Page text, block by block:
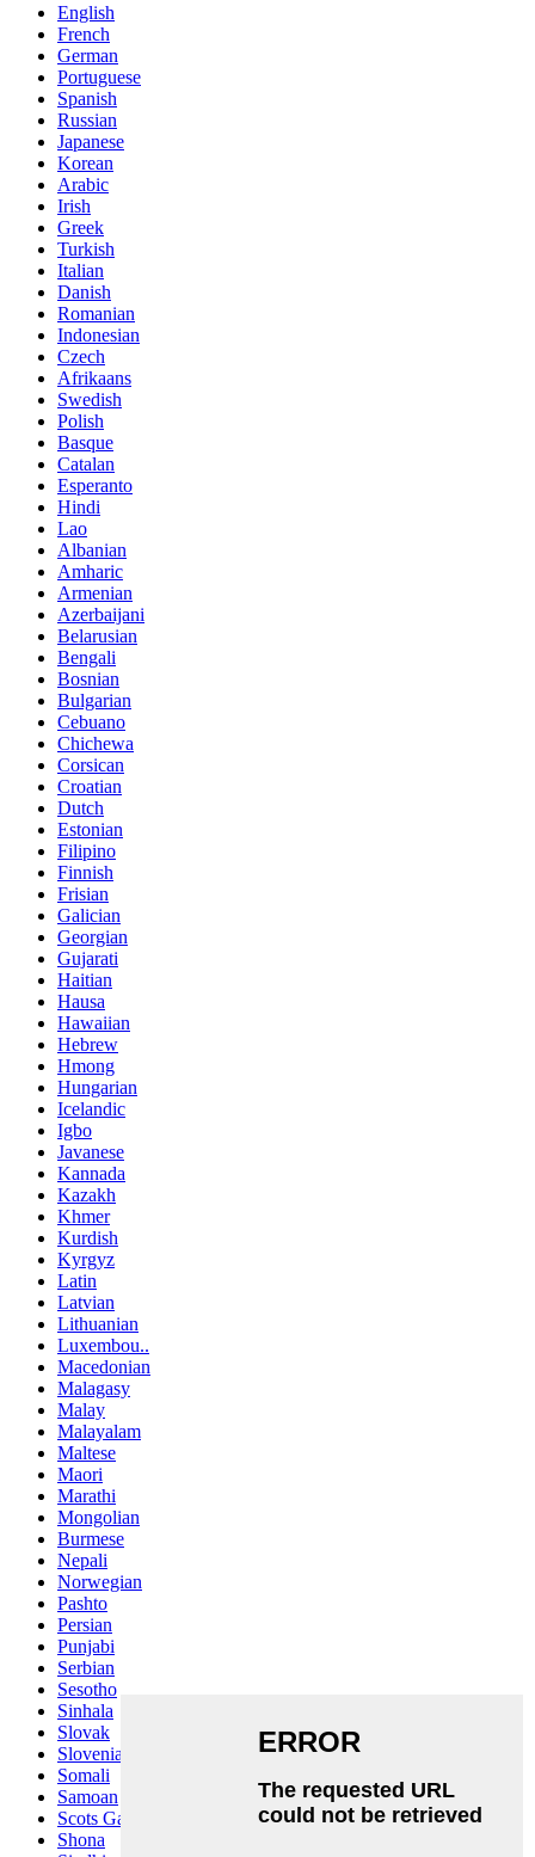
English
French
German
Portuguese
Spanish
Russian
Japanese
Korean
Arabic
Irish
Greek
Turkish
Italian
Danish
Romanian
Indonesian
Czech
Afrikaans
Swedish
Polish
Basque
Catalan
Esperanto
Hindi
Lao
Albanian
Amharic
Armenian
Azerbaijani
Belarusian
Bengali
Bosnian
Bulgarian
Cebuano
Chichewa
Corsican
Croatian
Dutch
Estonian
Filipino
Finnish
Frisian
Galician
Georgian
Gujarati
Haitian
Hausa
Hawaiian
Hebrew
Hmong
Hungarian
Icelandic
Igbo
Javanese
Kannada
Kazakh
Khmer
Kurdish
Kyrgyz
Latin
Latvian
Lithuanian
Luxembou..
Macedonian
Malagasy
Malay
Malayalam
Maltese
Maori
Marathi
Mongolian
Burmese
Nepali
Norwegian
Pashto
Persian
Punjabi
Serbian
Sesotho
Sinhala
Slovak
Slovenian
Somali
Samoan
Scots Gaelic
Shona